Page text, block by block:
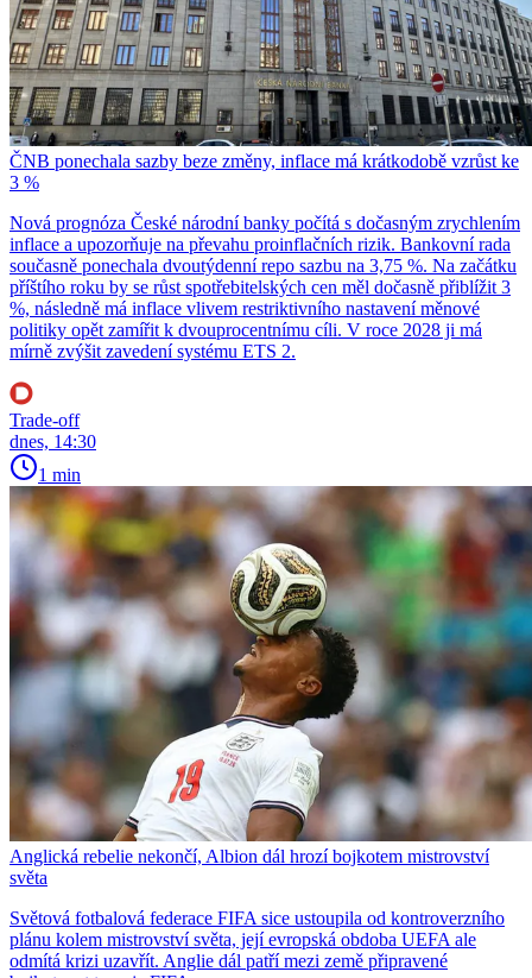
ČNB ponechala sazby beze změny, inflace má krátkodobě vzrůst ke
3 %
Nová prognóza České národní banky počítá s dočasným zrychlením
inflace a upozorňuje na převahu proinflačních rizik. Bankovní rada
současně ponechala dvoutýdenní repo sazbu na 3,75 %. Na začátku
příštího roku by se růst spotřebitelských cen měl dočasně přiblížit 3
%, následně má inflace vlivem restriktivního nastavení měnové
politiky opět zamířit k dvouprocentnímu cíli. V roce 2028 ji má
mírně zvýšit zavedení systému ETS 2.
Trade-off
dnes, 14:30
1 min
Anglická rebelie nekončí, Albion dál hrozí bojkotem mistrovství
světa
Světová fotbalová federace FIFA sice ustoupila od kontroverzního
plánu kolem mistrovství světa, její evropská obdoba UEFA ale
odmítá krizi uzavřít. Anglie dál patří mezi země připravené